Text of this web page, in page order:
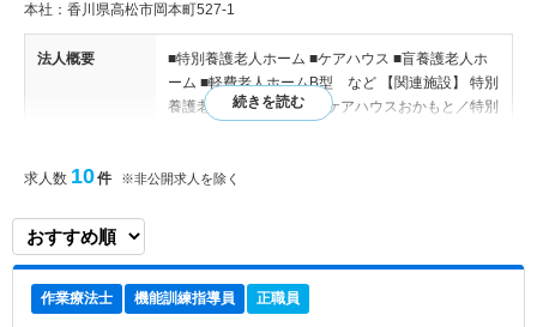
本社：香川県高松市岡本町527‐1
法人概要
■特別養護老人ホーム ■ケアハウス ■盲養護老人ホ
ーム ■軽費老人ホームB型 など 【関連施設】 特別
養護老人ホーム岡本荘／ケアハウスおかもと／特別
荘／小規模多機能型居宅介護 えんざ／ケアセンタ
の生活支援を行い、地域社会の福祉向上に貢献して
求人数 10件 ※非公開求人を除く
作業療法士 機能訓練指導員 正職員